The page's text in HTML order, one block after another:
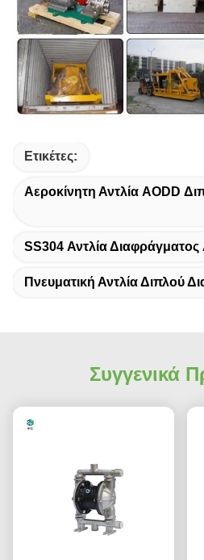
Ετικέτες:
Αεροκίνητη Αντλία AODD
SS304 Αντλία Διαφράγματος
Πνευματική Αντλία Διπλού
Συγγενικά